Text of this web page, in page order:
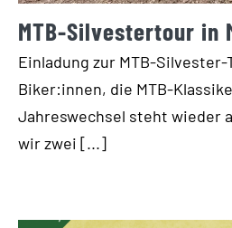
MTB-Silvestertour in
Einladung zur MTB-Silvester-
Biker:innen, die MTB-
Jahreswechsel steht wieder
wir zwei [...]